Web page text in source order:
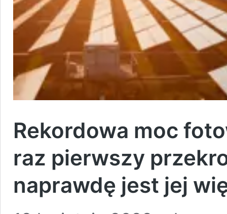
Rekordowa moc
raz pierwszy
naprawdę jest jej